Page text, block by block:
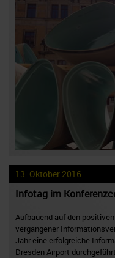
13. Oktober 2016
Infotag im
Aufbauend auf den
vergangener
Jahr eine erfolgreiche
Dresden Airport